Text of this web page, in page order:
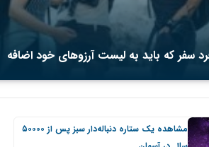
سفر که باید به لیست آرزوهای خود اضافه
مشاهده یک ستاره دنباله‌دار سبز پس از ۵۰۰۰۰